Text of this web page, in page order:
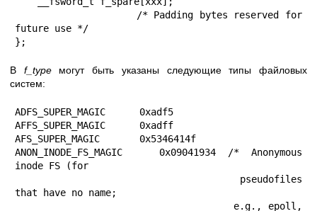
future use */
};
В f_typeмогут быть указаны следующие типы файловых
систем:
ADFS_SUPER_MAGIC      0xadf5
AFFS_SUPER_MAGIC      0xadff
AFS_SUPER_MAGIC       0x5346414f
ANON_INODE_FS_MAGIC   0x09041934 /* Anonymous
inode FS (for
that have no name;